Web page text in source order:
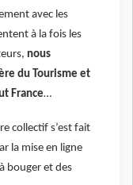
avec les
à la fois les
nous
du Tourisme et
France…
collectif s’est fait
la mise en ligne
bouger et des